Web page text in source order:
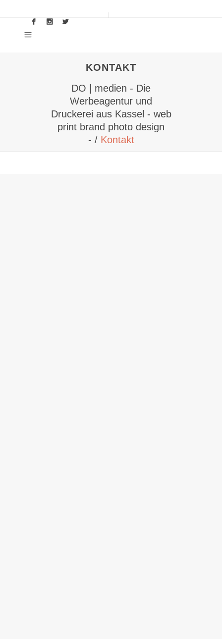
KONTAKT
DO | medien - Die
Werbeagentur und
Druckerei aus Kassel - web
print brand photo design
- / Kontakt